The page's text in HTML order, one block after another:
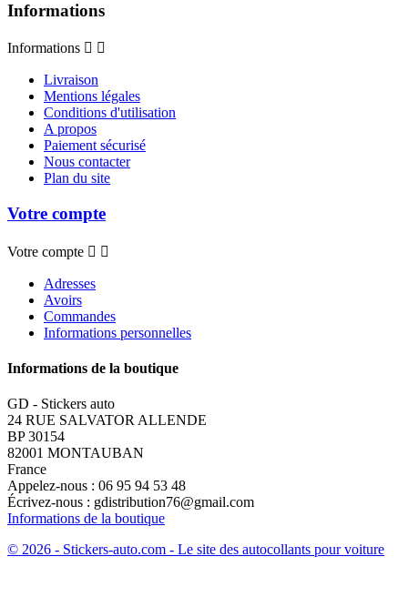
Informations
Informations  
Livraison
Mentions légales
Conditions d'utilisation
A propos
Paiement sécurisé
Nous contacter
Plan du site
Votre compte
Votre compte  
Adresses
Avoirs
Commandes
Informations personnelles
Informations de la boutique
GD - Stickers auto
24 RUE SALVATOR ALLENDE
BP 30154
82001 MONTAUBAN
France
Appelez-nous : 06 95 94 53 48
Écrivez-nous : gdistribution76@gmail.com
Informations de la boutique
© 2026 - Stickers-auto.com - Le site des autocollants pour voiture